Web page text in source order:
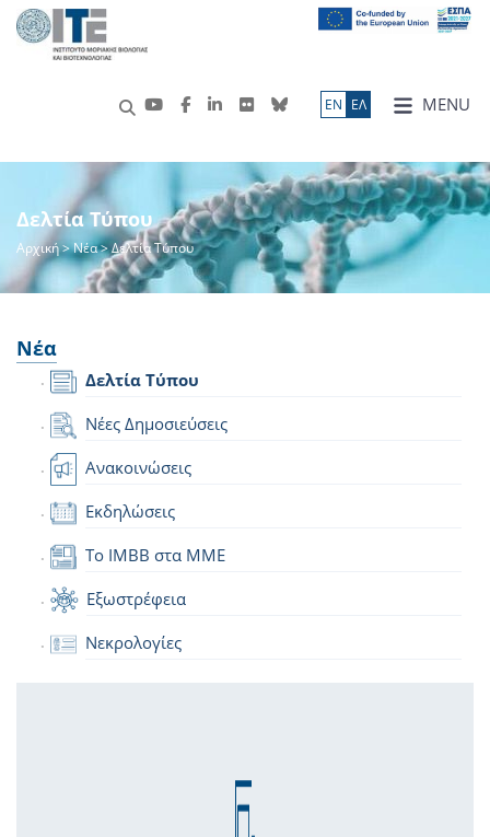
MENU
ΕN ΕΛ
Δελτία Τύπου
Αρχική>Νέα> Δελτία Τύπου
Νέα
Δελτία Τύπου
Νέες Δημοσιεύσεις
Ανακοινώσεις
Εκδηλώσεις
Το IMBB στα ΜΜΕ
Εξωστρέφεια
Νεκρολογίες